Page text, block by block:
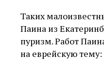
Таких
Паина из
пуризм. Работ
на еврейскую тему: